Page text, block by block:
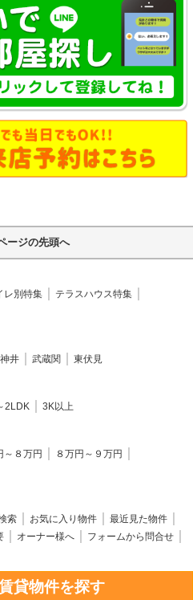
ージの先頭へ
レ別特集
テラスハウス特集
井 武蔵関 東伏見
2LDK 3K以上
～８万円
８万円～９万円
索 お気に入り物件
最近見た物件
オーナー様へ
フォームから問合せ
貸物件を探す